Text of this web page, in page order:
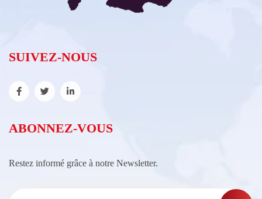
SUIVEZ-NOUS
ABONNEZ-VOUS
Restez informé grâce à notre Newsletter.